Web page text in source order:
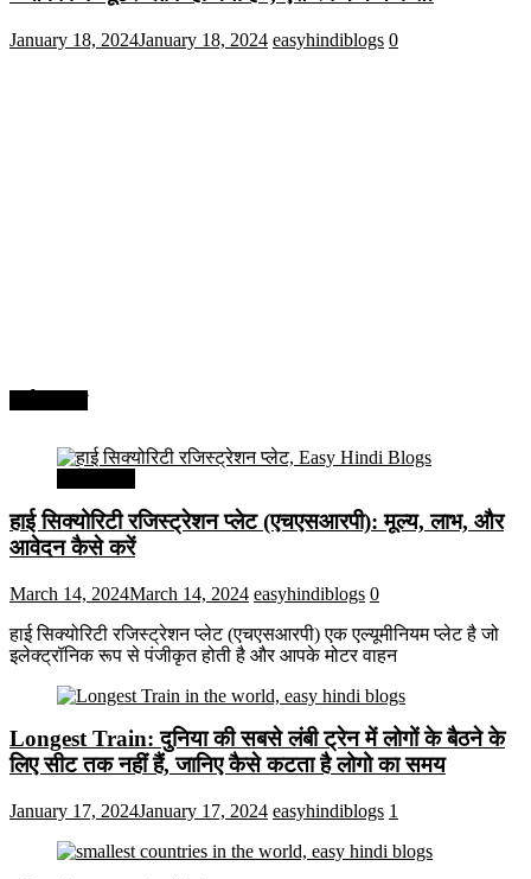
January 18, 2024January 18, 2024 easyhindiblogs 0
हाई सिक्योरिटी रजिस्ट्रेशन प्लेट (एचएसआरपी): मूल्य, लाभ, और
आवेदन कैसे करें
March 14, 2024March 14, 2024 easyhindiblogs 0
हाई सिक्योरिटी रजिस्ट्रेशन प्लेट (एचएसआरपी) एक एल्यूमीनियम प्लेट है जो
इलेक्ट्रॉनिक रूप से पंजीकृत होती है और आपके मोटर वाहन
Longest Train: दुनिया की सबसे लंबी ट्रेन में लोगों के बैठने के
लिए सीट तक ​​नहीं हैं, जानिए कैसे कटता है लोगो का समय
January 17, 2024January 17, 2024 easyhindiblogs 1